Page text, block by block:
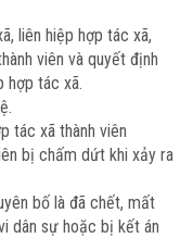
liên hiệp hợp tác xã,
viên và quyết định
hợp tác xã.
tác xã thành viên
bị chấm dứt khi xảy ra
bố là đã chết, mất
dân sự hoặc bị kết án